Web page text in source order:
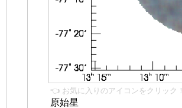
👈 お気に入りのアイコンをクリック！
原始星